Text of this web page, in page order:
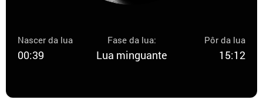
Nascer da lua
00:39
Fase da lua:
Lua minguante
Pôr da lua
15:12